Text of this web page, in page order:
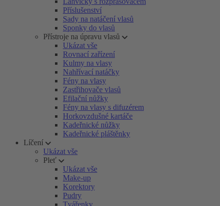
Příslušenství
Sady na natáčení vlasů
Sponky do vlasů
Přístroje na úpravu vlasů
Ukázat vše
Rovnací zařízení
Kulmy na vlasy
Nahřívací natáčky
Fény na vlasy
Zastřihovače vlasů
Efilační nůžky
Fény na vlasy s difuzérem
Horkovzdušné kartáče
Kadeřnické nůžky
Kadeřnické pláštěnky
Líčení
Ukázat vše
Pleť
Ukázat vše
Make-up
Korektory
Pudry
Tvářenky